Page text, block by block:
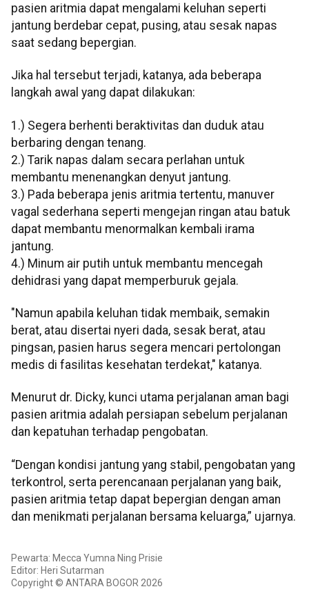
pasien aritmia dapat mengalami keluhan seperti
jantung berdebar cepat, pusing, atau sesak napas
saat sedang bepergian.
Jika hal tersebut terjadi, katanya, ada beberapa
langkah awal yang dapat dilakukan:
1.) Segera berhenti beraktivitas dan duduk atau
berbaring dengan tenang.
2.) Tarik napas dalam secara perlahan untuk
membantu menenangkan denyut jantung.
3.) Pada beberapa jenis aritmia tertentu, manuver
vagal sederhana seperti mengejan ringan atau batuk
dapat membantu menormalkan kembali irama
jantung.
4.) Minum air putih untuk membantu mencegah
dehidrasi yang dapat memperburuk gejala.
"Namun apabila keluhan tidak membaik, semakin
berat, atau disertai nyeri dada, sesak berat, atau
pingsan, pasien harus segera mencari pertolongan
medis di fasilitas kesehatan terdekat," katanya.
Menurut dr. Dicky, kunci utama perjalanan aman bagi
pasien aritmia adalah persiapan sebelum perjalanan
dan kepatuhan terhadap pengobatan.
“Dengan kondisi jantung yang stabil, pengobatan yang
terkontrol, serta perencanaan perjalanan yang baik,
pasien aritmia tetap dapat bepergian dengan aman
dan menikmati perjalanan bersama keluarga,” ujarnya.
Pewarta: Mecca Yumna Ning Prisie
Editor: Heri Sutarman
Copyright © ANTARA BOGOR 2026